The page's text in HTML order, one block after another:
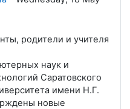
родители и учителя
наук и
Саратовского
имени Н.Г.
новые